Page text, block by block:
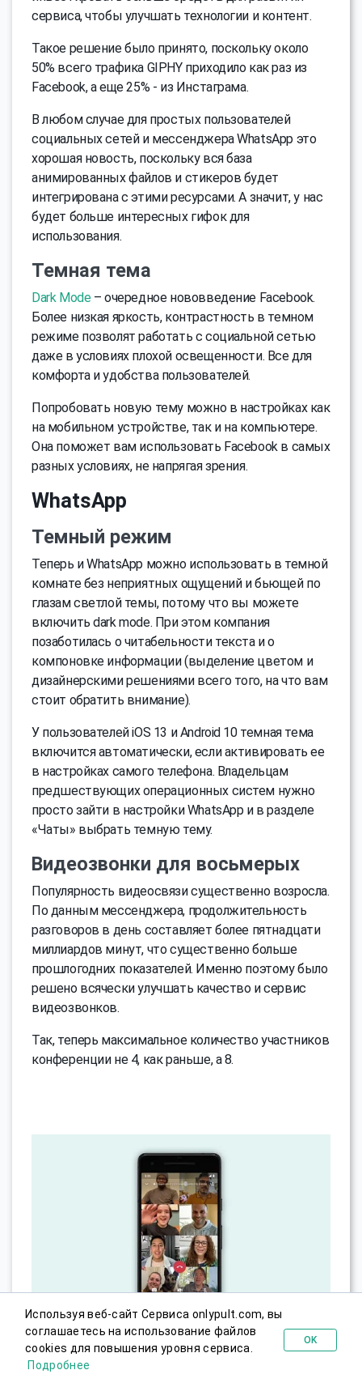
сервиса, чтобы улучшать технологии и контент.
Такое решение было принято, поскольку около
50% всего трафика GIPHY приходило как раз из
Facebook, а еще 25% - из Инстаграма.
В любом случае для простых пользователей
социальных сетей и мессенджера WhatsApp это
хорошая новость, поскольку вся база
анимированных файлов и стикеров будет
интегрирована с этими ресурсами. А значит, у нас
будет больше интересных гифок для
использования.
Темная тема
Dark Mode– очередное нововведение Facebook.
Более низкая яркость, контрастность в темном
режиме позволят работать с социальной сетью
даже в условиях плохой освещенности. Все для
комфорта и удобства пользователей.
Попробовать новую тему можно в настройках как
на мобильном устройстве, так и на компьютере.
Она поможет вам использовать Facebook в самых
разных условиях, не напрягая зрения.
WhatsApp
Темный режим
Теперь и WhatsApp можно использовать в темной
комнате без неприятных ощущений и бьющей по
глазам светлой темы, потому что вы можете
включить dark mode. При этом компания
позаботилась о читабельности текста и о
компоновке информации (выделение цветом и
дизайнерскими решениями всего того, на что вам
стоит обратить внимание).
У пользователей iOS 13 и Android 10 темная тема
включится автоматически, если активировать ее
в настройках самого телефона. Владельцам
предшествующих операционных систем нужно
просто зайти в настройки WhatsApp и в разделе
«Чаты» выбрать темную тему.
Видеозвонки для восьмерых
Популярность видеосвязи существенно возросла.
По данным мессенджера, продолжительность
разговоров в день составляет более пятнадцати
миллиардов минут, что существенно больше
прошлогодних показателей. Именно поэтому было
решено всячески улучшать качество и сервис
видеозвонков.
Так, теперь максимальное количество участников
конференции не 4, как раньше, а 8.
Используя веб-сайт Сервиса onlypult.com, вы
соглашаетесь на использование файлов
cookies для повышения уровня сервиса.
Подробнее
OK
Попробовать бесплатно